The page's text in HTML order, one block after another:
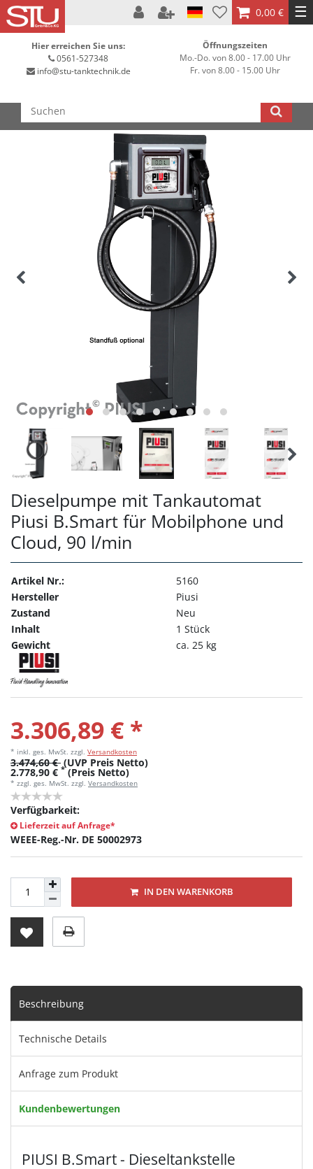
0,00 € ☰
Hier erreichen Sie uns:
0561-527348
info@stu-tanktechnik.de
Öffnungszeiten
Mo.-Do. von 8.00 - 17.00 Uhr
Fr. von 8.00 - 15.00 Uhr
Dieselpumpe mit Tankautomat
Piusi B.Smart für Mobilphone und
Cloud, 90 l/min
Artikel Nr.:
5160
Hersteller
Piusi
Zustand
Neu
Inhalt
1 Stück
Gewicht
ca. 25 kg
3.306,89 € *
* inkl. ges. MwSt. zzgl. Versandkosten
3.474,60 € (UVP Preis Netto)
2.778,90 € * (Preis Netto)
* zzgl. ges. MwSt. zzgl. Versandkosten
Verfügbarkeit:
Lieferzeit auf Anfrage*
WEEE-Reg.-Nr. DE 50002973
IN DEN WARENKORB
Beschreibung
Technische Details
Anfrage zum Produkt
Kundenbewertungen
PIUSI B.Smart - Dieseltankstelle